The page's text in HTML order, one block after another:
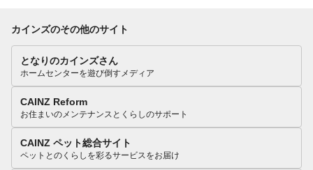
カインズのその他のサイト
となりのカインズさん
ホームセンターを遊び倒すメディア
CAINZ Reform
お住まいのメンテナンスとくらしのサポート
CAINZ ペット総合サイト
ペットとのくらしを彩るサービスをお届け